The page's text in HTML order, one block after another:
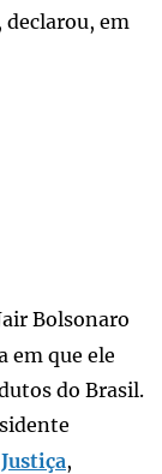
em
Bolsonaro
em que ele
do Brasil.
,